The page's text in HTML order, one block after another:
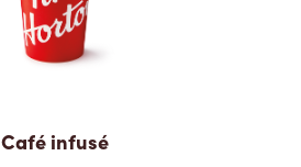
Café infusé